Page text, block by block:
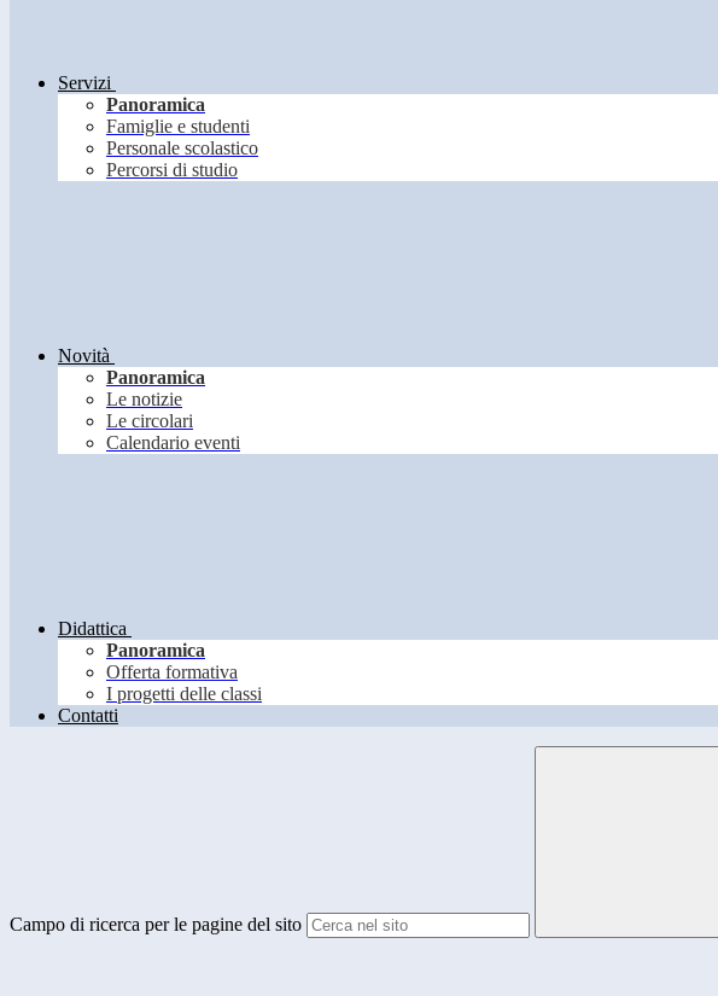
Servizi
Panoramica
Famiglie e studenti
Personale scolastico
Percorsi di studio
Novità
Panoramica
Le notizie
Le circolari
Calendario eventi
Didattica
Panoramica
Offerta formativa
I progetti delle classi
Contatti
Campo di ricerca per le pagine del sito